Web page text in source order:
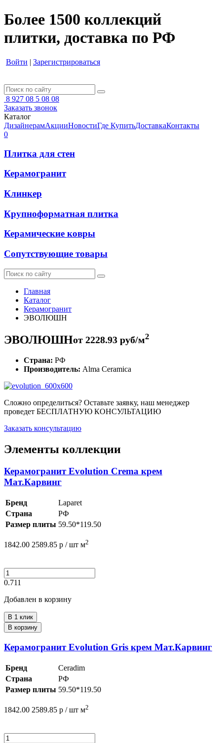
Более 1500 коллекций
плитки, доставка по РФ
Войти | Зарегистрироваться
8 927 08 5 08 08
Заказать звонок
Каталог
ДизайнерамАкцииНовостиГде КупитьДоставкаКонтакты
0
Плитка для стен
Керамогранит
Клинкер
Крупноформатная плитка
Керамические ковры
Сопутствующие товары
Главная
Каталог
Керамогранит
ЭВОЛЮШН
ЭВОЛЮШНот 2228.93 руб/м2
Страна: РФ
Производитель: Alma Ceramica
Сложно определиться? Оставьте заявку, наш менеджер
проведет БЕСПЛАТНУЮ КОНСУЛЬТАЦИЮ
Заказать консультацию
Элементы коллекции
Керамогранит Evolution Crema крем
Мат.Карвинг
Бренд
Laparet
Страна
РФ
Размер плиты 59.50*119.50
1842.00 2589.85 р / шт м2
0.711
Добавлен в корзину
В 1 клик
В корзину
Керамогранит Evolution Gris крем Мат.Карвинг
Бренд
Ceradim
Страна
РФ
Размер плиты 59.50*119.50
1842.00 2589.85 р / шт м2